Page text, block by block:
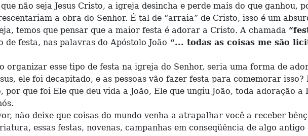
não seja Jesus Cristo, a igreja desincha e perde mais do que ganhou,
a obra do Senhor. É tal de “arraia” de Cristo, isso é um
temos que pensar que a maior festa é adorar a Cristo. A chamada
festa, nas palavras do Apóstolo João “... todas as coisas me são
esse tipo de festa na igreja do Senhor, seria uma forma de
ele foi decapitado, e as pessoas vão fazer festa para comemorar isso?
que foi Ele que deu vida a João, Ele que ungiu João, toda adoração a
deixe que coisas do mundo venha a atrapalhar você a receber
essas festas, novenas, campanhas em conseqüência de algo